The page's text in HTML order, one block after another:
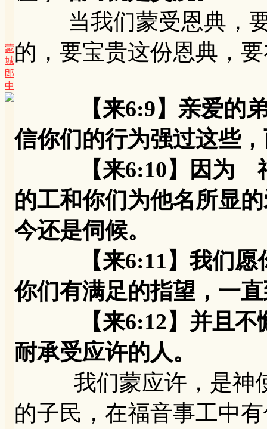
蒙
城
郎
中
当我们蒙受恩典，要
的，要宝贵这份恩典，
【来6:9】亲爱的
信你们的行为强过这些
【来6:10】因为 神
的工和你们为他名所显
今还是伺候。
【来6:11】我们愿你
你们有满足的指望，一
【来6:12】并且不懈
耐承受应许的人。
我们蒙应许，是神使
的子民，在福音事工中